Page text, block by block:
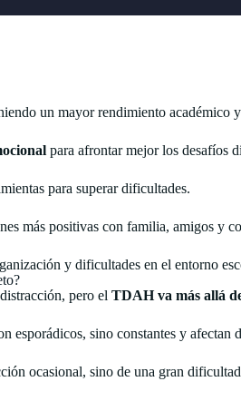
un mayor rendimiento académico
para afrontar mejor los desafíos
para superar dificultades.
más positivas con familia, amigos y
y dificultades en el entorno
pero elTDAH va más allá
esporádicos, sino constantes y afectan
ocasional, sino de una gran